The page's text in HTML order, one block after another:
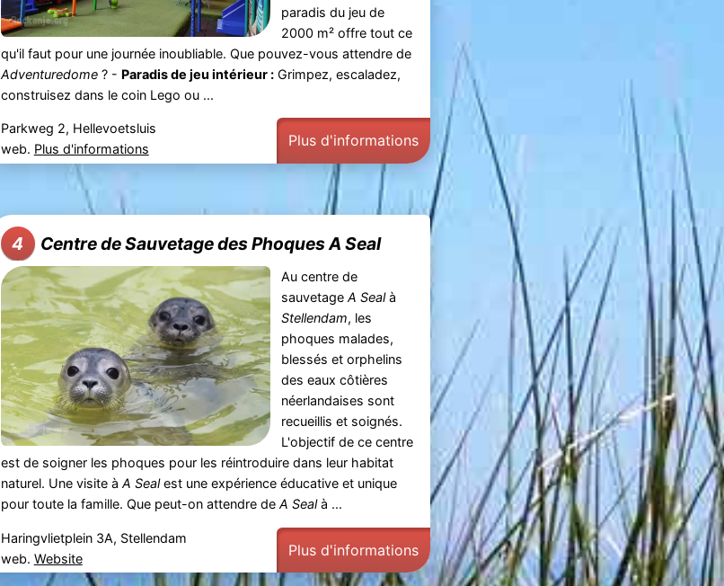
paradis du jeu de
2000 m² offre tout ce
qu'il faut pour une journée inoubliable. Que pouvez-vous attendre de
Adventuredome? - Paradis de jeu intérieur :Grimpez, escaladez,
construisez dans le coin Lego ou ...
Parkweg 2, Hellevoetsluis
web. Plus d'informations Plus d'informations
4 Centre de Sauvetage des Phoques A Seal
Au centre de
sauvetageA Sealà
Stellendam, les
phoques malades,
blessés et orphelins
des eaux côtières
néerlandaises sont
recueillis et soignés.
L'objectif de ce centre
est de soigner les phoques pour les réintroduire dans leur habitat
naturel. Une visite à A Sealest une expérience éducative et unique
pour toute la famille. Que peut-on attendre de A Sealà ...
Haringvlietplein 3A, Stellendam
web. Website Plus d'informations